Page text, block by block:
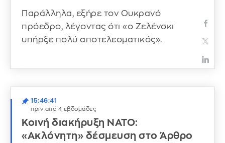
Παράλληλα, εξήρε τον Ουκρανό
πρόεδρο, λέγοντας ότι «ο Ζελένσκι
υπήρξε πολύ αποτελεσματικός».
15:46:41
πριν από 4 εβδομάδες
Κοινή διακήρυξη ΝΑΤΟ:
«Ακλόνητη» δέσμευση στο Άρθρο